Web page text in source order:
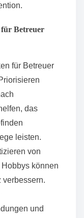
für Betreuer
für Betreuer
das
leisten.
von
können
verbessern.
und